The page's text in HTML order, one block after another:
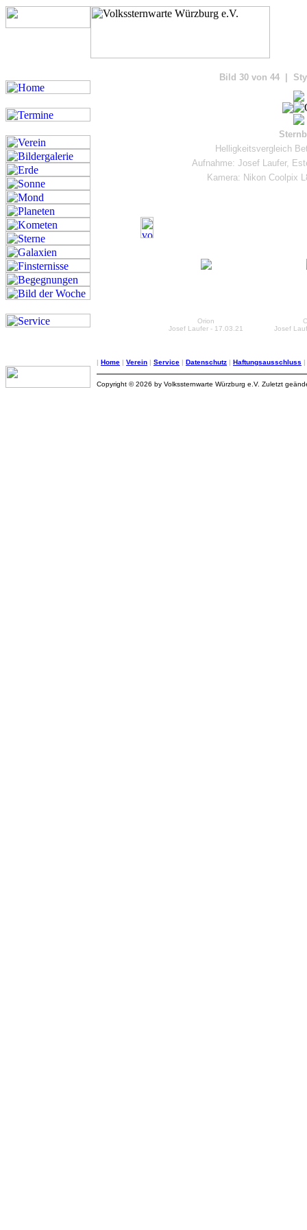
Bild 30 von 44 |
Helligkeitsvergleich
Aufnahme: Josef Laufer,
Kamera: Nikon Coolpix
Orion
Josef Laufer - 17.03.21
Josef
| Home | Verein | Service | Datenschutz | Haftungsausschluss |
Copyright © 2026 by Volkssternwarte Würzburg e.V. Zuletzt